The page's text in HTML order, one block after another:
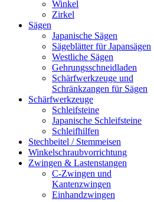
Winkel
Zirkel
Sägen
Japanische Sägen
Sägeblätter für Japansägen
Westliche Sägen
Gehrungsschneidladen
Schärfwerkzeuge und
Schränkzangen für Sägen
Schärfwerkzeuge
Schleifsteine
Japanische Schleifsteine
Schleifhilfen
Stechbeitel / Stemmeisen
Winkelschraubvorrichtung
Zwingen & Lastenstangen
C-Zwingen und
Kantenzwingen
Einhandzwingen